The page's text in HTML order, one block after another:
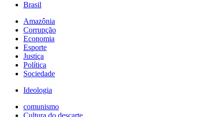
Brasil
Amazônia
Corrupção
Economia
Esporte
Justiça
Política
Sociedade
Ideologia
comunismo
Cultura do descarte